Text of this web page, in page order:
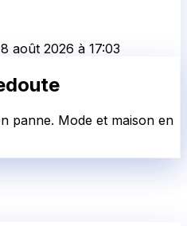
8 août 2026 à 17:03
panne. Mode et maison en